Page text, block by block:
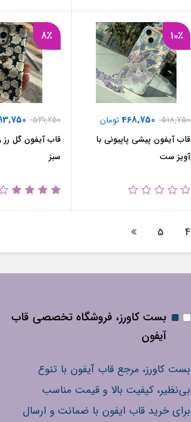
10٪
518,750
468,750تومان
قاب آیفون پیشی پاپیونی با
آویز ست
8٪
531,250
قاب آیفون گل رز
سبز
4
5
بست کاورز، فروشگاه تخصصی قاب
آیفون
بست کاورز، مرجع قاب آیفون با تنوع
بی‌نظیر، کیفیت بالا و قیمت مناسب
برای خرید قاب ایفون با ضمانت و ارسال